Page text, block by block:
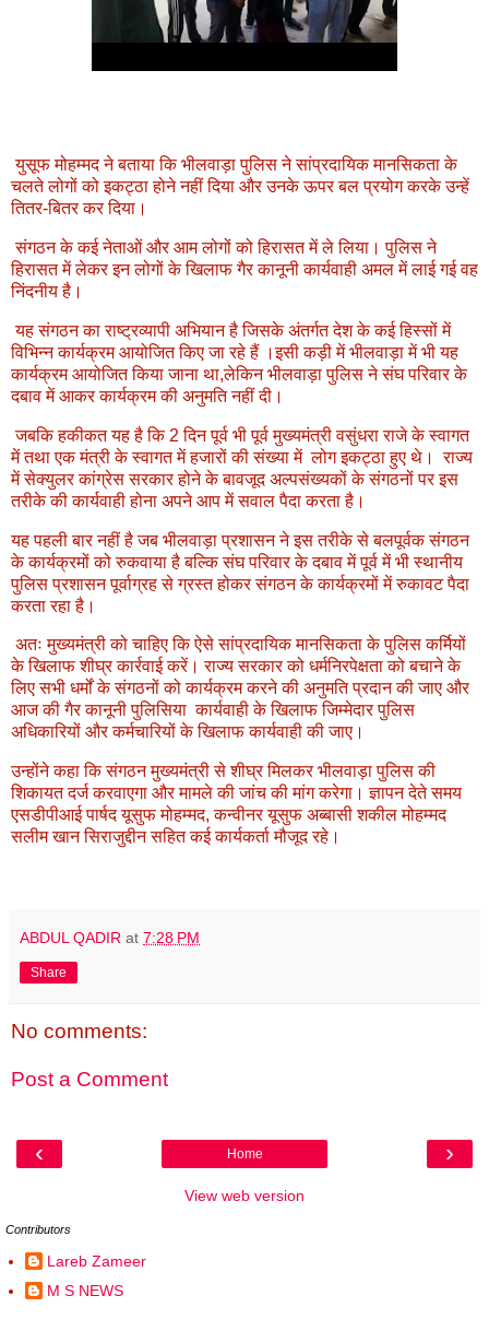
युसूफ मोहम्मद ने बताया कि भीलवाड़ा पुलिस ने सांप्रदायिक मानसिकता के
चलते लोगों को इकट्ठा होने नहीं दिया और उनके ऊपर बल प्रयोग करके उन्हें
तितर-बितर कर दिया।
संगठन के कई नेताओं और आम लोगों को हिरासत में ले लिया। पुलिस ने
हिरासत में लेकर इन लोगों के खिलाफ गैर कानूनी कार्यवाही अमल में लाई गई वह
निंदनीय है।
यह संगठन का राष्ट्रव्यापी अभियान है जिसके अंतर्गत देश के कई हिस्सों में
विभिन्न कार्यक्रम आयोजित किए जा रहे हैं ।इसी कड़ी में भीलवाड़ा में भी यह
कार्यक्रम आयोजित किया जाना था,लेकिन भीलवाड़ा पुलिस ने संघ परिवार के
दबाव में आकर कार्यक्रम की अनुमति नहीं दी।
जबकि हकीकत यह है कि 2 दिन पूर्व भी पूर्व मुख्यमंत्री वसुंधरा राजे के स्वागत
में तथा एक मंत्री के स्वागत में हजारों की संख्या में लोग इकट्ठा हुए थे। राज्य
में सेक्युलर कांग्रेस सरकार होने के बावजूद अल्पसंख्यकों के संगठनों पर इस
तरीके की कार्यवाही होना अपने आप में सवाल पैदा करता है।
यह पहली बार नहीं है जब भीलवाड़ा प्रशासन ने इस तरीके से बलपूर्वक संगठन
के कार्यक्रमों को रुकवाया है बल्कि संघ परिवार के दबाव में पूर्व में भी स्थानीय
पुलिस प्रशासन पूर्वाग्रह से ग्रस्त होकर संगठन के कार्यक्रमों में रुकावट पैदा
करता रहा है।
अतः मुख्यमंत्री को चाहिए कि ऐसे सांप्रदायिक मानसिकता के पुलिस कर्मियों
के खिलाफ शीघ्र कार्रवाई करें। राज्य सरकार को धर्मनिरपेक्षता को बचाने के
लिए सभी धर्मों के संगठनों को कार्यक्रम करने की अनुमति प्रदान की जाए और
आज की गैर कानूनी पुलिसिया कार्यवाही के खिलाफ जिम्मेदार पुलिस
अधिकारियों और कर्मचारियों के खिलाफ कार्यवाही की जाए।
उन्होंने कहा कि संगठन मुख्यमंत्री से शीघ्र मिलकर भीलवाड़ा पुलिस की
शिकायत दर्ज करवाएगा और मामले की जांच की मांग करेगा। ज्ञापन देते समय
एसडीपीआई पार्षद यूसुफ मोहम्मद, कन्वीनर यूसुफ अब्बासी शकील मोहम्मद
सलीम खान सिराजुद्दीन सहित कई कार्यकर्ता मौजूद रहे।
ABDUL QADIR at 7:28 PM
Share
No comments:
Post a Comment
‹ ›
Home
View web version
Contributors
Lareb Zameer
M S NEWS